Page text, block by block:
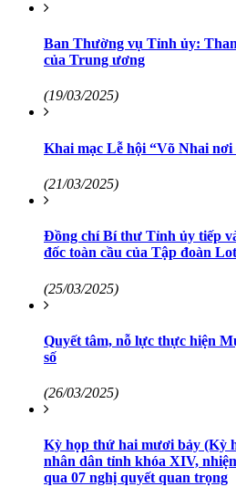
Ban Thường vụ Tỉnh ủy:
của Trung ương
(19/03/2025)
Khai mạc Lễ hội “Võ Nhai nơi
(21/03/2025)
Đồng chí Bí thư Tỉnh ủy tiếp
đốc toàn cầu của Tập đoàn
(25/03/2025)
Quyết tâm, nỗ lực thực hiện
số
(26/03/2025)
Kỳ họp thứ hai mươi bảy (Kỳ
nhân dân tỉnh khóa XIV,
qua 07 nghị quyết quan trọng